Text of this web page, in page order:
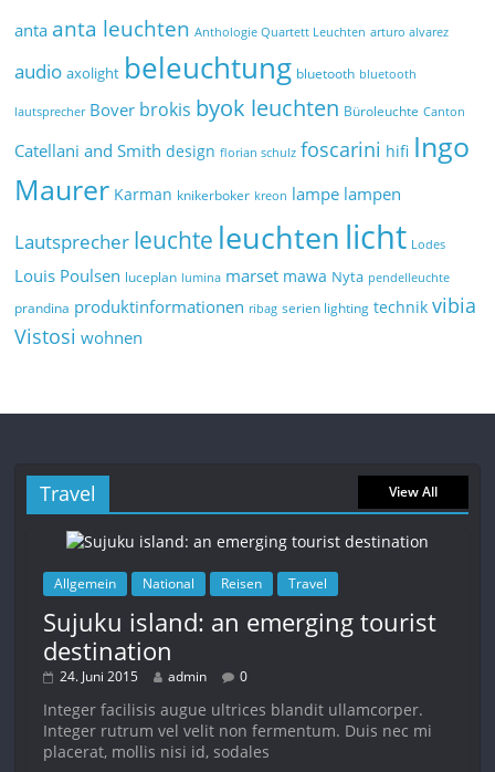
anta anta leuchten Anthologie Quartett Leuchten arturo alvarez
audio axolight beleuchtung bluetooth bluetooth
lautsprecher Bover brokis byok leuchten Büroleuchte Canton
Catellani and Smith design florian schulz foscarini hifi Ingo
Maurer Karman knikerboker kreon lampe lampen
Lautsprecher leuchte leuchten licht Lodes
Louis Poulsen luceplan lumina marset mawa Nyta pendelleuchte
prandina produktinformationen ribag serien lighting technik vibia
Vistosi wohnen
Travel View All
Allgemein National Reisen Travel
Sujuku island: an emerging tourist
destination
24. Juni 2015 admin 0
Integer facilisis augue ultrices blandit ullamcorper.
Integer rutrum vel velit non fermentum. Duis nec mi
placerat, mollis nisi id, sodales